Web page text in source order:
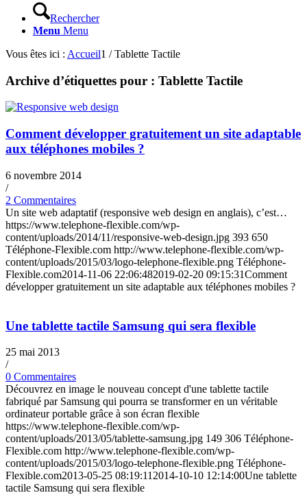
Rechercher
Menu Menu
Vous êtes ici : Accueil1 / Tablette Tactile
Archive d’étiquettes pour : Tablette Tactile
Comment développer gratuitement un site adaptable
aux téléphones mobiles ?
6 novembre 2014
/
2 Commentaires
Un site web adaptatif (responsive web design en anglais), c’est…
https://www.telephone-flexible.com/wp-
content/uploads/2014/11/responsive-web-design.jpg 393 650
Téléphone-Flexible.com http://www.telephone-flexible.com/wp-
content/uploads/2015/03/logo-telephone-flexible.png Téléphone-
Flexible.com2014-11-06 22:06:482019-02-20 09:15:31Comment
développer gratuitement un site adaptable aux téléphones mobiles ?
Une tablette tactile Samsung qui sera flexible
25 mai 2013
/
0 Commentaires
Découvrez en image le nouveau concept d'une tablette tactile
fabriqué par Samsung qui pourra se transformer en un véritable
ordinateur portable grâce à son écran flexible
https://www.telephone-flexible.com/wp-
content/uploads/2013/05/tablette-samsung.jpg 149 306 Téléphone-
Flexible.com http://www.telephone-flexible.com/wp-
content/uploads/2015/03/logo-telephone-flexible.png Téléphone-
Flexible.com2013-05-25 08:19:11 2014-10-10 12:14:00Une tablette
tactile Samsung qui sera flexible